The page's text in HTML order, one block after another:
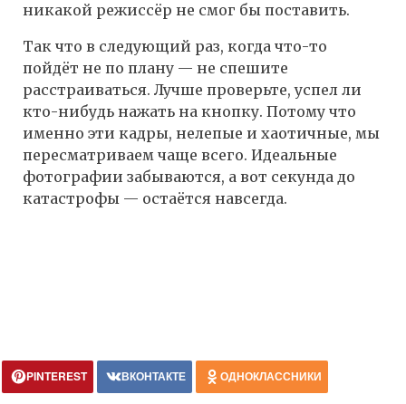
никакой режиссёр не смог бы поставить.
Так что в следующий раз, когда что-то
пойдёт не по плану — не спешите
расстраиваться. Лучше проверьте, успел ли
кто-нибудь нажать на кнопку. Потому что
именно эти кадры, нелепые и хаотичные, мы
пересматриваем чаще всего. Идеальные
фотографии забываются, а вот секунда до
катастрофы — остаётся навсегда.
PINTEREST ВКОНТАКТЕ ОДНОКЛАССНИКИ